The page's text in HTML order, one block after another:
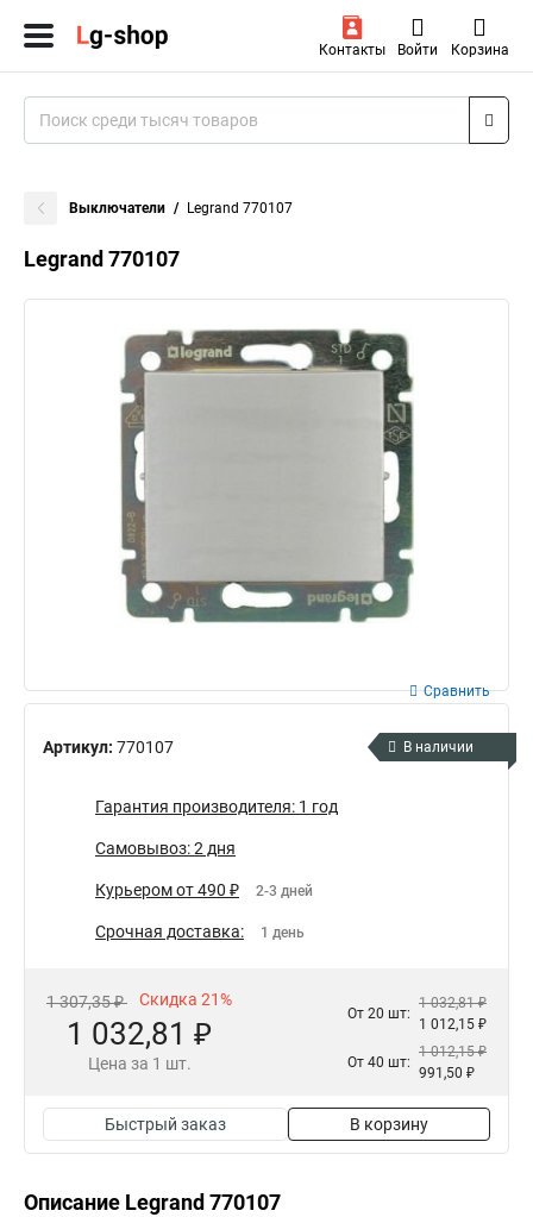
Контакты Войти Корзина
Выключатели Legrand 770107
Legrand 770107
Артикул: 770107
Сравнить
В наличии
Гарантия производителя: 1 год
Самовывоз: 2 дня
Курьером от 490 ₽ 2-3 дней
Срочная доставка: 1 день
1 307,35 ₽ Скидка 21%
1 032,81 ₽
Цена за 1 шт.
От 20 шт:
1 032,81 ₽
1 012,15 ₽
От 40 шт:
1 012,15 ₽
991,50 ₽
Быстрый заказ В корзину
Описание Legrand 770107